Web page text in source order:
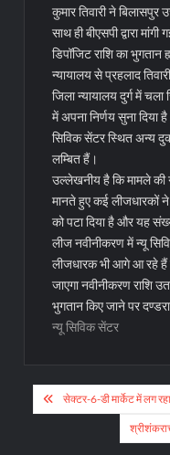
कुमार तिवारी ने बिलासपुर
साथ ही बीएसपी द्वारा
डिपॉजिट राशि का
न्यायालय से प्रहलाद
जिला न्यायालय दुर्ग में
में अपना निर्णय सुना
सिविक सेंटर स्थित अन्य
लम्बित हैं।
उल्लेखनीय है कि मामले की
मानते हुए कई लीजधारकों ने
को पटा दिया है और यह
लीज नवीनीकरण में न्यू
लीजधारक भी आगे आ रहे हैं
जाएगा नवीनीकरण राशि
भुगतान किए जाने पर
न्यू सिविक सेंटर
Post
navigation
सेक्टर-6-डी मार्केट में लग